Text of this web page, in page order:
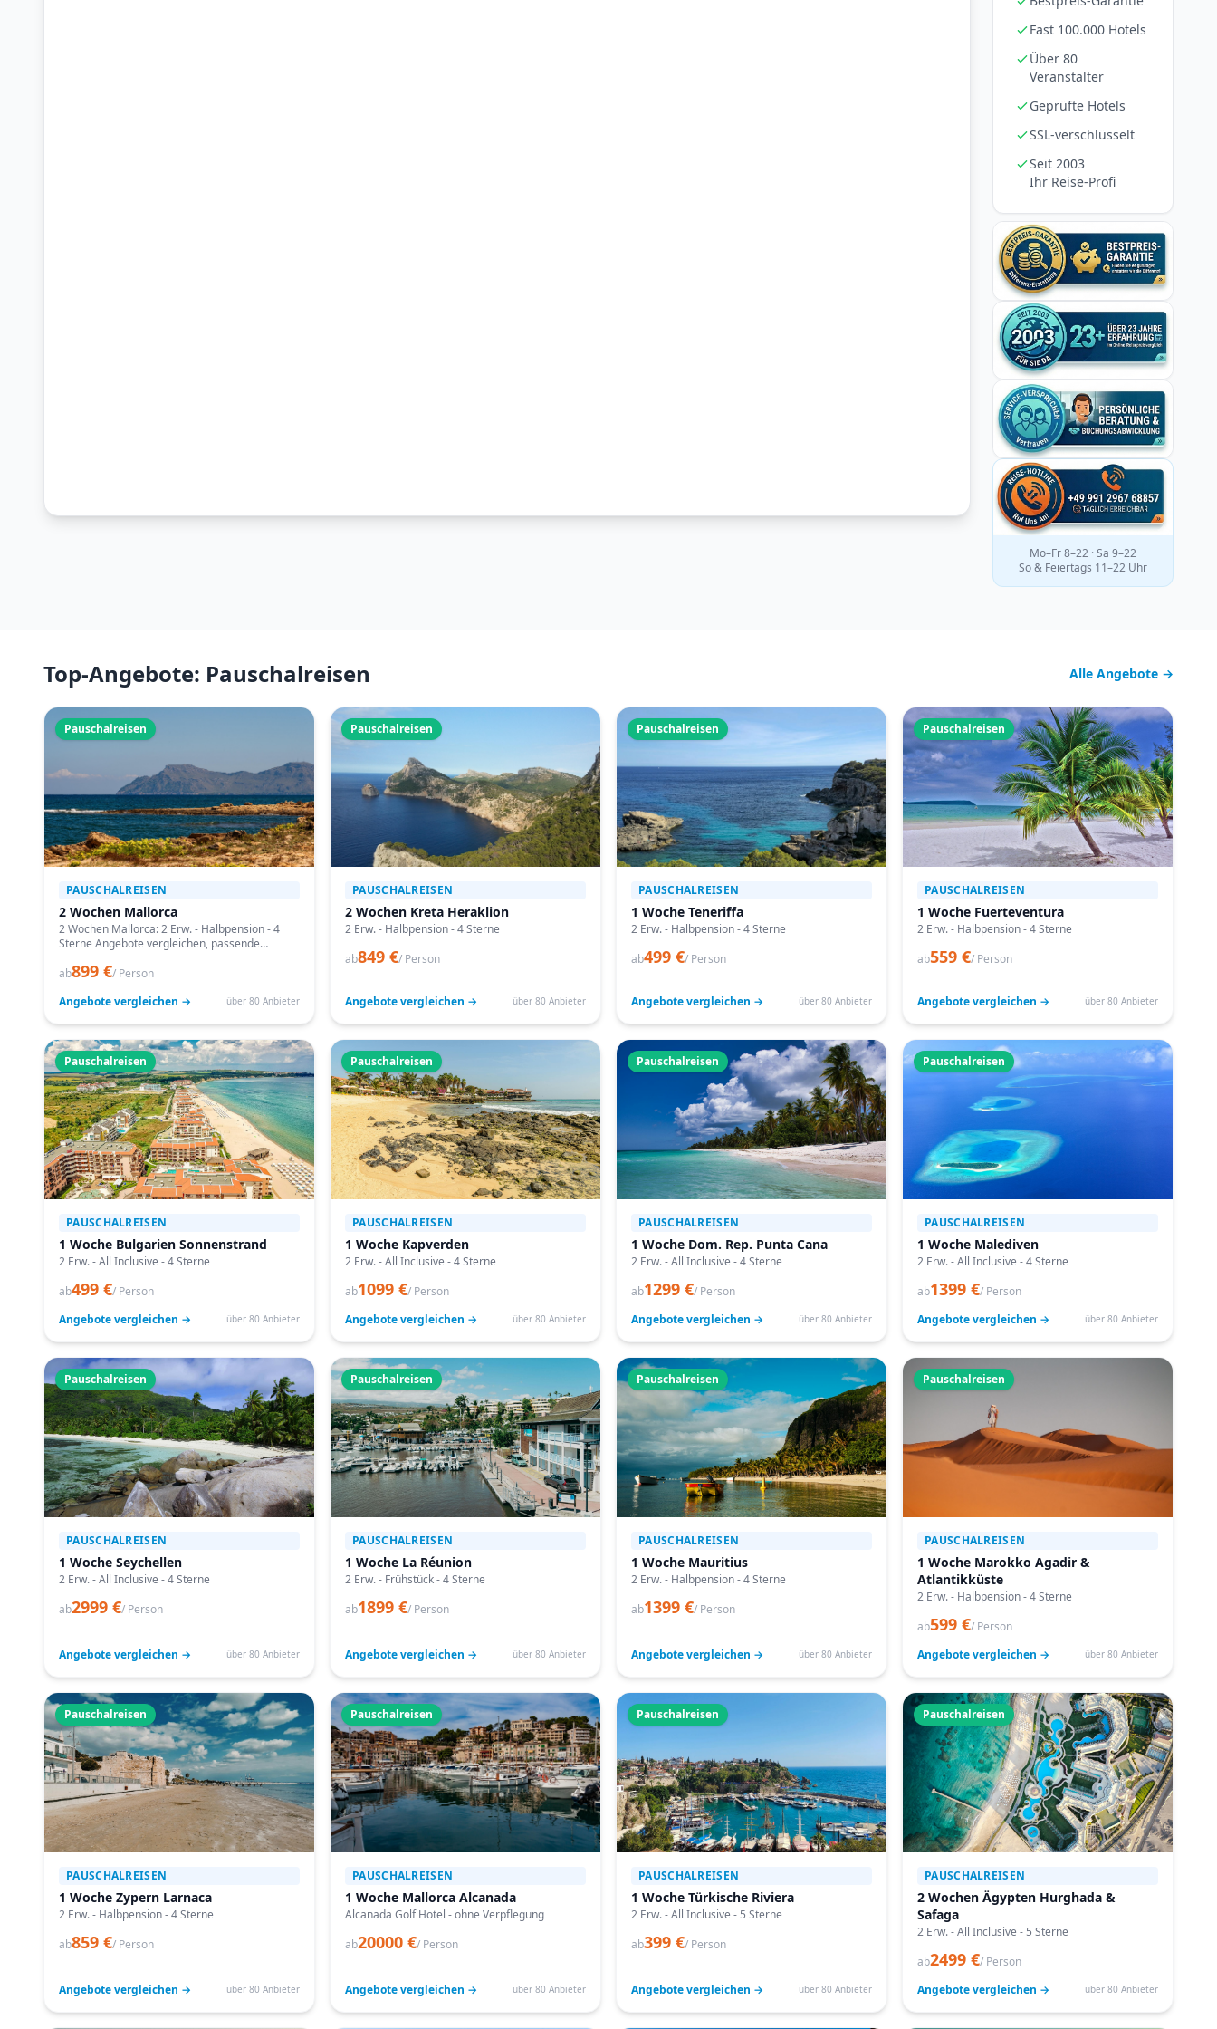
Fast 100.000 Hotels
Über 80
Veranstalter
Geprüfte Hotels
SSL-verschlüsselt
Seit 2003
Ihr Reise-Profi
Mo–Fr 8–22 · Sa 9–22
So & Feiertags 11–22 Uhr
Top-Angebote: Pauschalreisen Alle Angebote →
Pauschalreisen
PAUSCHALREISEN
2 Wochen Mallorca
2 Wochen Mallorca: 2 Erw. - Halbpension - 4
Sterne Angebote vergleichen, passende
buchen.
ab899 €/ Person
Angebote vergleichen →
über 80 Anbieter
Pauschalreisen
PAUSCHALREISEN
2 Wochen Kreta Heraklion
2 Erw. - Halbpension - 4 Sterne
ab849 €/ Person
Angebote vergleichen → über 80 Anbieter
Pauschalreisen
PAUSCHALREISEN
1 Woche Teneriffa
2 Erw. - Halbpension - 4 Sterne
ab499 €/ Person
Angebote vergleichen → über 80 Anbieter
Pauschalreisen
PAUSCHALREISEN
1 Woche Fuerteventura
2 Erw. - Halbpension - 4 Sterne
ab559 €/ Person
Angebote vergleichen → über 80 Anbieter
Pauschalreisen
PAUSCHALREISEN
1 Woche Bulgarien Sonnenstrand
2 Erw. - All Inclusive - 4 Sterne
ab499 €/ Person
Angebote vergleichen →
über 80 Anbieter
Pauschalreisen
PAUSCHALREISEN
1 Woche Kapverden
2 Erw. - All Inclusive - 4 Sterne
ab1099 €/ Person
Angebote vergleichen →
über 80 Anbieter
Pauschalreisen
PAUSCHALREISEN
1 Woche Dom. Rep. Punta Cana
2 Erw. - All Inclusive - 4 Sterne
ab1299 €/ Person
Angebote vergleichen →
über 80 Anbieter
Pauschalreisen
PAUSCHALREISEN
1 Woche Malediven
2 Erw. - All Inclusive - 4 Sterne
ab1399 €/ Person
Angebote vergleichen →
über 80 Anbieter
Pauschalreisen
PAUSCHALREISEN
1 Woche Seychellen
2 Erw. - All Inclusive - 4 Sterne
ab2999 €/ Person
Angebote vergleichen → über 80 Anbieter
Pauschalreisen
PAUSCHALREISEN
1 Woche La Réunion
2 Erw. - Frühstück - 4 Sterne
ab1899 €/ Person
Angebote vergleichen → über 80 Anbieter
Pauschalreisen
PAUSCHALREISEN
1 Woche Mauritius
2 Erw. - Halbpension - 4 Sterne
ab1399 €/ Person
Angebote vergleichen → über 80 Anbieter
Pauschalreisen
PAUSCHALREISEN
1 Woche Marokko Agadir &
Atlantikküste
2 Erw. - Halbpension - 4 Sterne
ab599 €/ Person
Angebote vergleichen →
über 80 Anbieter
Pauschalreisen
PAUSCHALREISEN
1 Woche Zypern Larnaca
2 Erw. - Halbpension - 4 Sterne
ab859 €/ Person
Angebote vergleichen → über 80 Anbieter
Pauschalreisen
PAUSCHALREISEN
1 Woche Mallorca Alcanada
Alcanada Golf Hotel - ohne Verpflegung
ab20000 €/ Person
Angebote vergleichen → über 80 Anbieter
Pauschalreisen
PAUSCHALREISEN
1 Woche Türkische Riviera
2 Erw. - All Inclusive - 5 Sterne
ab399 €/ Person
Angebote vergleichen → über 80 Anbieter
Pauschalreisen
PAUSCHALREISEN
2 Wochen Ägypten Hurghada &
Safaga
2 Erw. - All Inclusive - 5 Sterne
ab2499 €/ Person
Angebote vergleichen →
über 80 Anbieter